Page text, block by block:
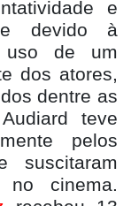
e
devido à
uso de um
dos atores,
dentre as
teve
pelos
suscitaram
no cinema.